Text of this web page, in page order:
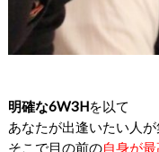
明確な6W3Hを以て
あなたが出逢いたい人が
そこで目の前の自身が